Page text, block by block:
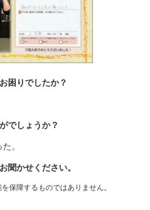
困りでしたか？
でしょうか？
。
聞かせください。
保障するものではありません。